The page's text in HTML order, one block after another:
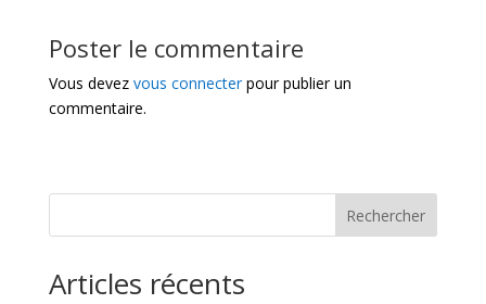
Poster le commentaire
Vous devez vous connecterpour publier un
commentaire.
Rechercher
Articles récents